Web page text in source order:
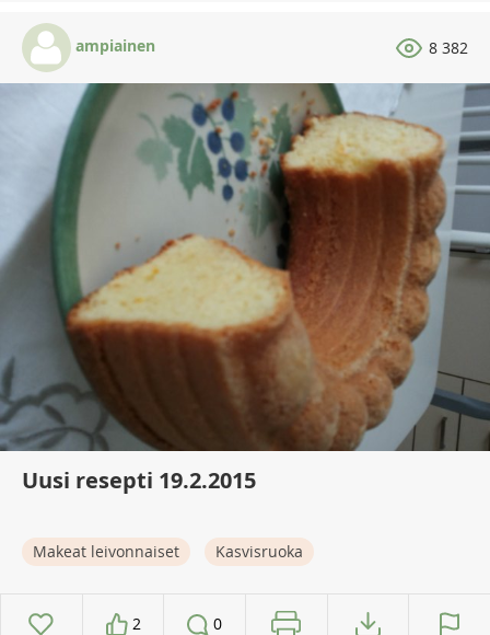
ampiainen 8 382
Uusi resepti 19.2.2015
Makeat leivonnaiset Kasvisruoka
2 0